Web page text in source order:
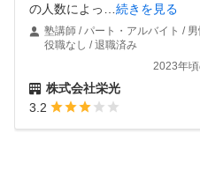
の人数によっ
続きを見る
塾講師 / パート・アルバイト / 男
役職なし / 退職済み
2023年
株式会社栄光
3.2